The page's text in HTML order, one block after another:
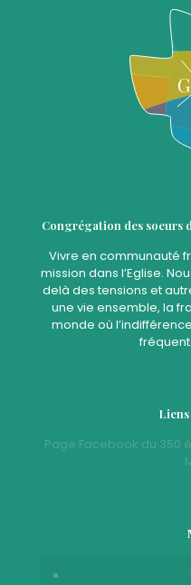
Congrégation des soeurs
Vivre en communauté
mission dans l’Eglise.
delà des tensions et
une vie ensemble, la
monde où
Page Facebook du 350